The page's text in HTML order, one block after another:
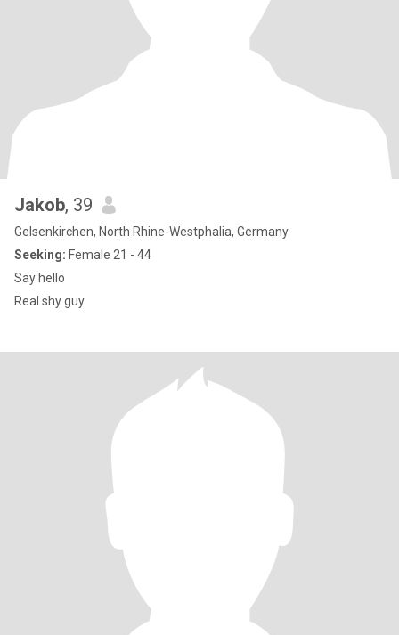
Jakob, 39
Gelsenkirchen, North Rhine-Westphalia, Germany
Seeking: Female 21 - 44
Say hello
Real shy guy